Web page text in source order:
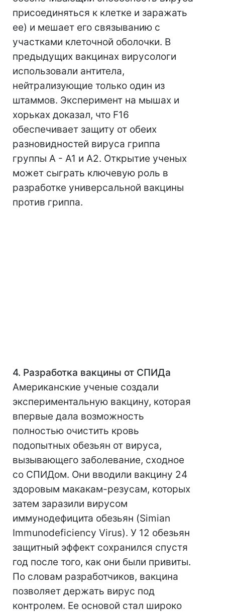
присоединяться к клетке и заражать
ее) и мешает его связыванию с
участками клеточной оболочки. В
предыдущих вакцинах вирусологи
использовали антитела,
нейтрализующие только один из
штаммов. Эксперимент на мышах и
хорьках доказал, что F16
обеспечивает защиту от обеих
разновидностей вируса гриппа
группы А - А1 и А2. Открытие ученых
может сыграть ключевую роль в
разработке универсальной вакцины
против гриппа.
4. Разработка вакцины от СПИДа
Американские ученые создали
экспериментальную вакцину, которая
впервые дала возможность
полностью очистить кровь
подопытных обезьян от вируса,
вызывающего заболевание, сходное
со СПИДом. Они вводили вакцину 24
здоровым макакам-резусам, которых
затем заразили вирусом
иммунодефицита обезьян (Simian
Immunodeficiency Virus). У 12 обезьян
защитный эффект сохранился спустя
год после того, как они были привиты.
По словам разработчиков, вакцина
позволяет держать вирус под
контролем. Ее основой стал широко